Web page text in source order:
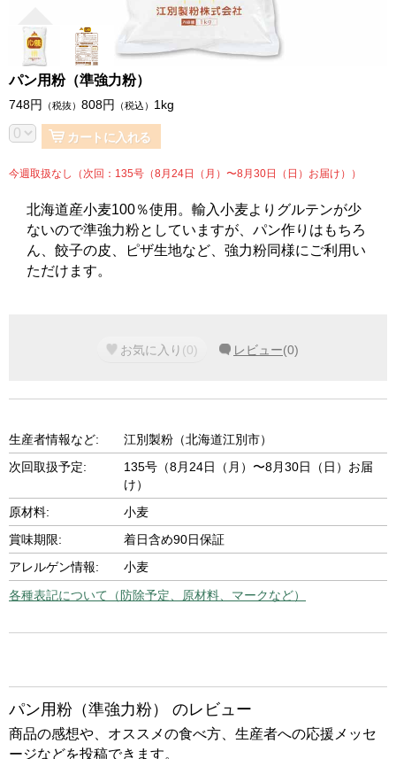
パン用粉（準強力粉）
748円 （税抜） 808円 （税込） 1kg
カートに入れる
今週取扱なし（次回：135号（8月24日（月）〜8月30日（日）お届け））
北海道産小麦100％使用。輸入小麦よりグルテンが少
ないので準強力粉としていますが、パン作りはもちろ
ん、餃子の皮、ピザ生地など、強力粉同様にご利用い
ただけます。
お気に入り (0) レビュー(0)
生産者情報など:
江別製粉（北海道江別市）
次回取扱予定:
135号（8月24日（月）〜8月30日（日）お届
け）
原材料:
小麦
賞味期限:
着日含め90日保証
アレルゲン情報:
小麦
各種表記について（防除予定、原材料、マークなど）
パン用粉（準強力粉） のレビュー
商品の感想や、オススメの食べ方、生産者への応援メッセ
ージなどを投稿できます。